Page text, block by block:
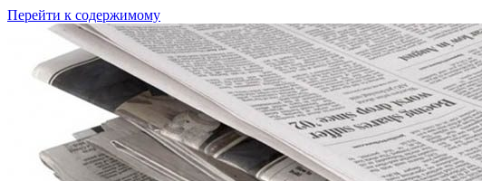
Перейти к содержимому